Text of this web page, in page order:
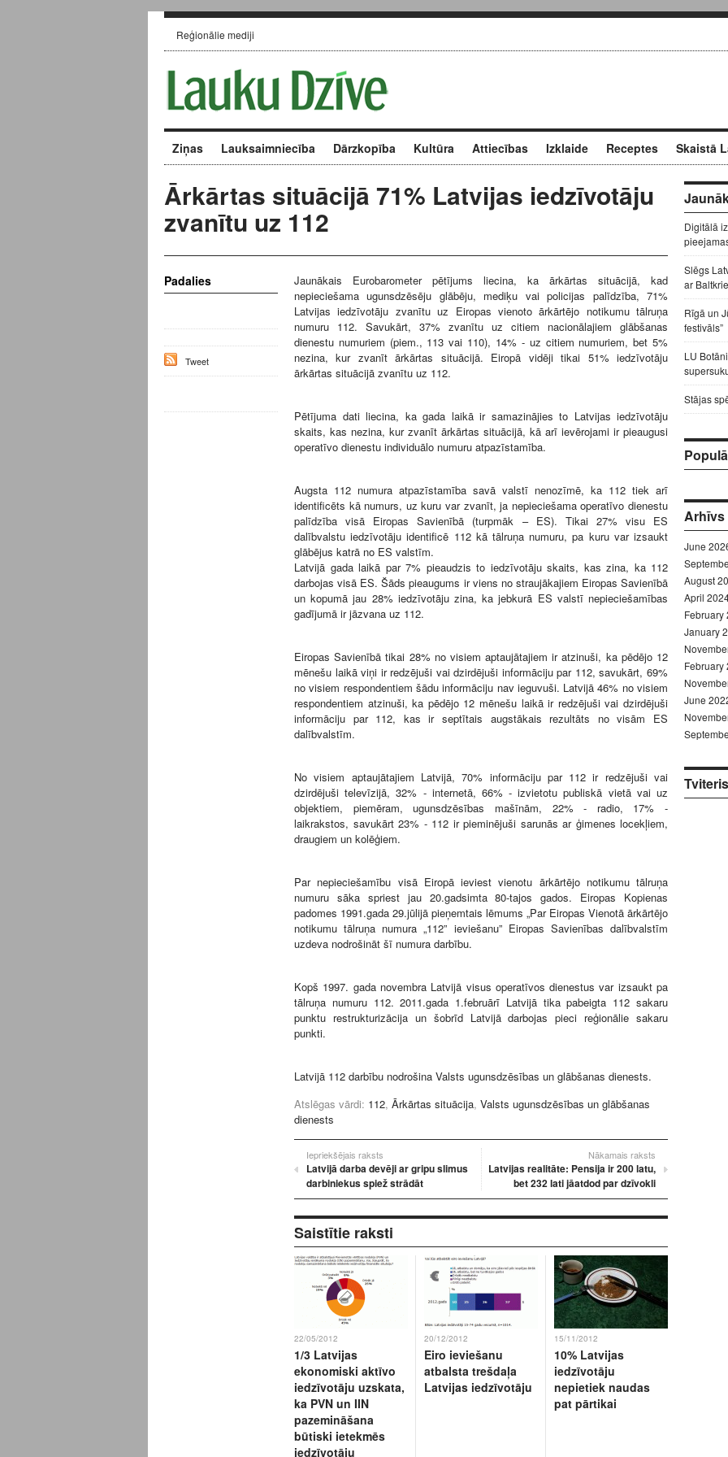
Reģionālie mediji
Ziņas Lauksaimniecība Dārzkopība Kultūra Attiecības Izklaide Receptes Skaistā
Ārkārtas situācijā 71% Latvijas iedzīvotāju
zvanītu uz 112
Jaunākais Eurobarometer pētījums liecina, ka ārkārtas situācijā, kad
nepieciešama ugunsdzēsēju glābēju, mediķu vai policijas palīdzība, 71%
Latvijas iedzīvotāju zvanītu uz Eiropas vienoto ārkārtējo notikumu tālruņa
numuru 112. Savukārt, 37% zvanītu uz citiem nacionālajiem glābšanas
dienestu numuriem (piem., 113 vai 110), 14% - uz citiem numuriem, bet 5%
nezina, kur zvanīt ārkārtas situācijā. Eiropā vidēji tikai 51% iedzīvotāju
ārkārtas situācijā zvanītu uz 112.
Pētījuma dati liecina, ka gada laikā ir samazinājies to Latvijas iedzīvotāju
skaits, kas nezina, kur zvanīt ārkārtas situācijā, kā arī ievērojami ir pieaugusi
operatīvo dienestu individuālo numuru atpazīstamība.
Augsta 112 numura atpazīstamība savā valstī nenozīmē, ka 112 tiek arī
identificēts kā numurs, uz kuru var zvanīt, ja nepieciešama operatīvo dienestu
palīdzība visā Eiropas Savienībā (turpmāk – ES). Tikai 27% visu ES
dalībvalstu iedzīvotāju identificē 112 kā tālruņa numuru, pa kuru var izsaukt
glābējus katrā no ES valstīm.
Latvijā gada laikā par 7% pieaudzis to iedzīvotāju skaits, kas zina, ka 112
darbojas visā ES. Šāds pieaugums ir viens no straujākajiem Eiropas Savienībā
un kopumā jau 28% iedzīvotāju zina, ka jebkurā ES valstī nepieciešamības
gadījumā ir jāzvana uz 112.
Eiropas Savienībā tikai 28% no visiem aptaujātajiem ir atzinuši, ka pēdējo 12
mēnešu laikā viņi ir redzējuši vai dzirdējuši informāciju par 112, savukārt, 69%
no visiem respondentiem šādu informāciju nav ieguvuši. Latvijā 46% no visiem
respondentiem atzinuši, ka pēdējo 12 mēnešu laikā ir redzējuši vai dzirdējuši
informāciju par 112, kas ir septītais augstākais rezultāts no visām ES
dalībvalstīm.
No visiem aptaujātajiem Latvijā, 70% informāciju par 112 ir redzējuši vai
dzirdējuši televīzijā, 32% - internetā, 66% - izvietotu publiskā vietā vai uz
objektiem, piemēram, ugunsdzēsības mašīnām, 22% - radio, 17% -
laikrakstos, savukārt 23% - 112 ir pieminējuši sarunās ar ģimenes locekļiem,
draugiem un kolēģiem.
Par nepieciešamību visā Eiropā ieviest vienotu ārkārtējo notikumu tālruņa
numuru sāka spriest jau 20.gadsimta 80-tajos gados. Eiropas Kopienas
padomes 1991.gada 29.jūlijā pieņemtais lēmums „Par Eiropas Vienotā ārkārtējo
notikumu tālruņa numura „112” ieviešanu” Eiropas Savienības dalībvalstīm
uzdeva nodrošināt šī numura darbību.
Kopš 1997. gada novembra Latvijā visus operatīvos dienestus var izsaukt pa
tālruņa numuru 112. 2011.gada 1.februārī Latvijā tika pabeigta 112 sakaru
punktu restrukturizācija un šobrīd Latvijā darbojas pieci reģionālie sakaru
punkti.
Latvijā 112 darbību nodrošina Valsts ugunsdzēsības un glābšanas dienests.
Atslēgas vārdi: 112, Ārkārtas situācija, Valsts ugunsdzēsības un glābšanas
dienests
Iepriekšējais raksts
Latvijā darba devēji ar gripu slimus
darbiniekus spiež strādāt
Nākamais raksts
Latvijas realitāte: Pensija ir 200 latu,
bet 232 lati jāatdod par dzīvokli
Saistītie raksti
22/05/2012
1/3 Latvijas
ekonomiski aktīvo
iedzīvotāju uzskata,
ka PVN un IIN
pazemināšana
būtiski ietekmēs
iedzīvotāju
20/12/2012
Eiro ieviešanu
atbalsta trešdaļa
Latvijas iedzīvotāju
15/11/2012
10% Latvijas
iedzīvotāju
nepietiek naudas
pat pārtikai
Padalies
Tweet
Digitālā
Slēgs
ar
Rīgā un
festivāls”
LU
Stājas
Arhīvs
June
August
April
February
January
February
June
Tviteris